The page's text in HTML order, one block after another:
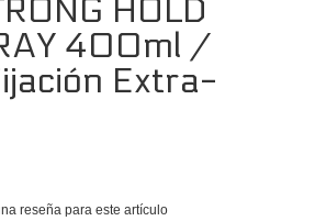
HOLD
400ml /
Extra-
reseña para este artículo